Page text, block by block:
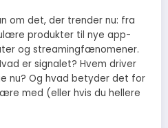
om det, der trender nu: fra
produkter til nye app-
og streamingfænomener.
er signalet? Hvem driver
nu? Og hvad betyder det for
med (eller hvis du hellere